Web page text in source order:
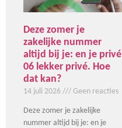
Deze zomer je
zakelijke nummer
altijd bij je: en je privé
06 lekker privé. Hoe
dat kan?
14 juli 2026 Geen reacties
Deze zomer je zakelijke
nummer altijd bij je: en je